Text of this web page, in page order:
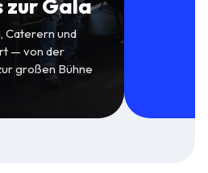
zur Gala
Caterern und
— von der
großen Bühne